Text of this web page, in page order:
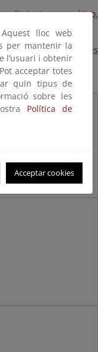
energético.
de las inversiones
lloc web
per mantenir la
l’usuari i obtenir
acceptar totes
quin tipus de
sobre les
Política de
Acceptar cookies